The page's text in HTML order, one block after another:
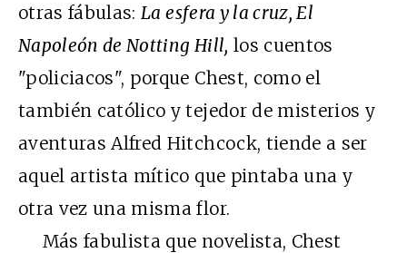
otras fábulas:La esfera y la cruz, El
Napoleón de Notting Hill, los cuentos
"policiacos", porque Chest, como el
también católico y tejedor de misterios y
aventuras Alfred Hitchcock, tiende a ser
aquel artista mítico que pintaba una y
otra vez una misma flor.
Más fabulista que novelista, Chest